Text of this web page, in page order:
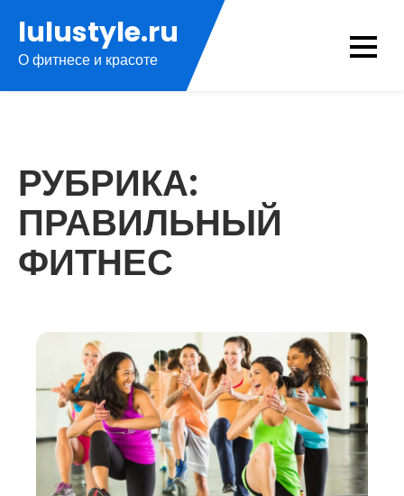
содержимому
lulustyle.ru
О фитнесе и красоте
РУБРИКА:
ПРАВИЛЬНЫЙ
ФИТНЕС